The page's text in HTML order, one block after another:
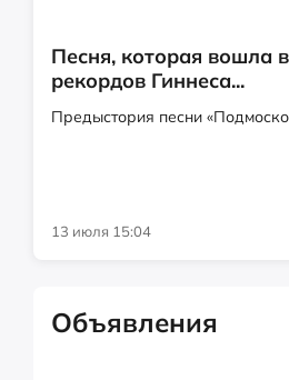
Песня, которая вошла
рекордов Гиннеса...
Предыстория песни
13 июля 15:04
Объявления